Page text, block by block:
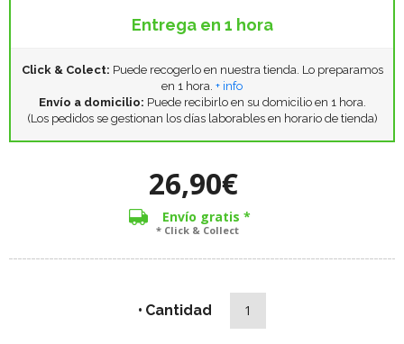
Entrega en 1 hora
Click & Colect: Puede recogerlo en nuestra tienda. Lo preparamos
en 1 hora. + info
Envío a domicilio: Puede recibirlo en su domicilio en 1 hora.
(Los pedidos se gestionan los días laborables en horario de tienda)
26,90€
Envío gratis *
* Click & Collect
Cantidad